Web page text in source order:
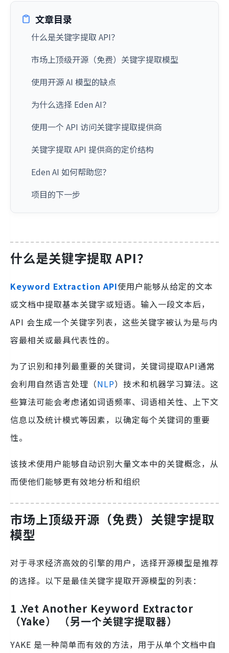
文章目录
什么是关键字提取 API？
市场上顶级开源（免费）关键字提取模型
使用开源 AI 模型的缺点
为什么选择 Eden AI？
使用一个 API 访问关键字提取提供商
关键字提取 API 提供商的定价结构
Eden AI 如何帮助您？
项目的下一步
什么是关键字提取 API？
Keyword Extraction API使用户能够从给定的文本
或文档中提取基本关键字或短语。输入一段文本后，
API 会生成一个关键字列表，这些关键字被认为是与内
容最相关或最具代表性的。
为了识别和排列最重要的关键词，关键词提取API通常
会利用自然语言处理（NLP）技术和机器学习算法。这
些算法可能会考虑诸如词语频率、词语相关性、上下文
信息以及统计模式等因素，以确定每个关键词的重要
性。
该技术使用户能够自动识别大量文本中的关键概念，从
而使他们能够更有效地分析和组织
市场上顶级开源（免费）关键字提取
模型
对于寻求经济高效的引擎的用户，选择开源模型是推荐
的选择。以下是最佳关键字提取开源模型的列表：
1 .Yet Another Keyword Extractor
（Yake） （另一个关键字提取器）
YAKE 是一种简单而有效的方法，用于从单个文档中自